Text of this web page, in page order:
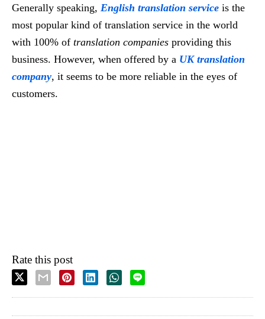
Generally speaking, English translation service is the
most popular kind of translation service in the world
with 100% of translation companies providing this
business. However, when offered by a UK translation
company, it seems to be more reliable in the eyes of
customers.
Rate this post